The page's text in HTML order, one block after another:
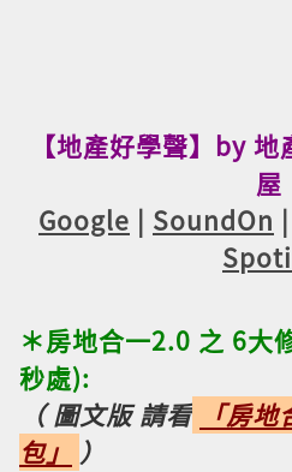
【地產好學聲】by
屋
Google | SoundOn |
＊房地合一2.0 之 6大
秒處):
（ 圖文版 請看
「房
包」 ）